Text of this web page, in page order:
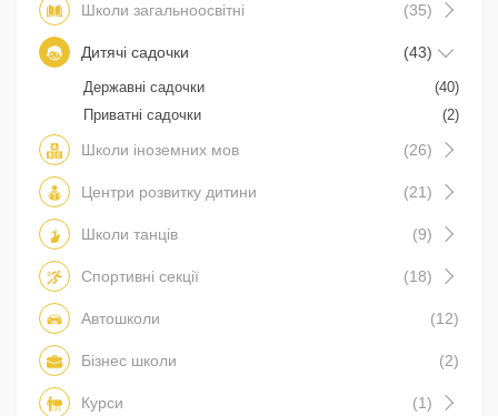
Школи загальноосвітні (35)
Дитячі садочки (43)
Державні садочки
(40)
Приватні садочки
(2)
Школи іноземних мов (26)
Центри розвитку дитини (21)
Школи танців (9)
Спортивні секції (18)
Автошколи (12)
Бізнес школи (2)
Курси (1)